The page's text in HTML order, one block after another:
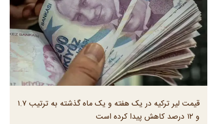
قیمت لیر ترکیه در یک هفته و یک ماه گذشته به ترتیب ۱.۷
و ۱۲ درصد کاهش پیدا کرده است